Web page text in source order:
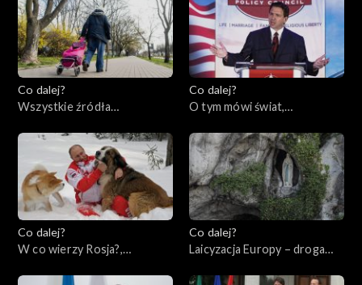
Co dalej?
Wszystkie źródła
Co dalej?
O tym mówi świat,
Co dalej?
W co wierzy Rosja?,
Co dalej?
Laicyzacja Europy – droga